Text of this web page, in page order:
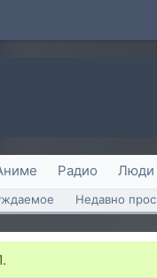
Радио Люди
Недавно